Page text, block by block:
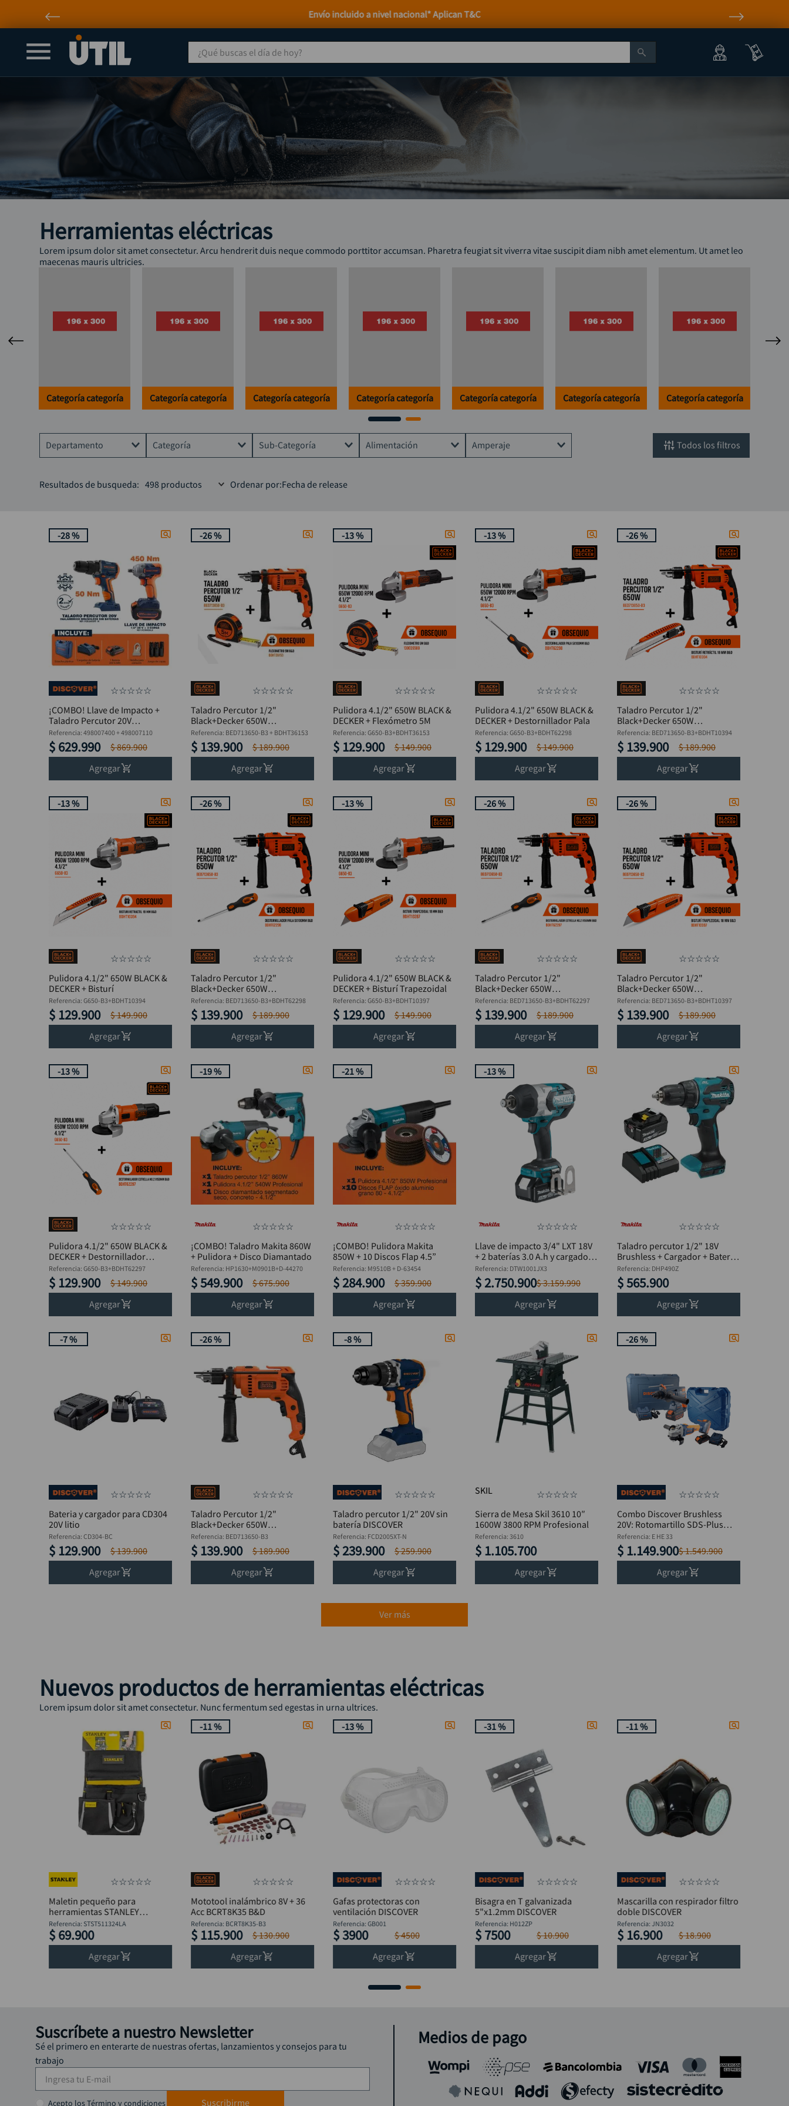
Atención personalizada por WhatsApp
¿Qué buscas el día de hoy?
Herramientas eléctricas
Lorem ipsum dolor sit amet consectetur. Arcu hendrerit duis neque commodo porttitor accumsan. Pharetra feugiat sit viverra vitae suscipit diam nibh amet elementum. Ut amet leo
maecenas mauris ultricies.
Categoría categoría Categoría categoría Categoría categoría Categoría categoría Categoría categoría Categoría categoría Categoría categoría
Departamento
Herramienta electrica
Categoría
Taladros
Otras herramientas eléctricas
Lijadoras
Sierras y caladoras
Soldadores e inversores
Ruteadoras y rebordeadoras
Discos abrasivos
Sub-Categoría
Taladros electricos
Acoples y conectores rapidos
Caladoras
Inversor MMA
De palma
Llave de impacto
Para mamposteria
Alimentación
Neumática
Amperaje
15 Amperios
20 - 160A
20 - 200A
filtros
Resultados de busqueda: 498 productos Ordenar por Fecha de release
-28 %
☆☆☆☆☆
¡COMBO! Llave de Impacto +
Taladro Percutor 20V
Brushless Discover + Batería
4Ah + Cargador
Referencia:498007400 + 498007110
$ 629.990 $869.900
Agregar
-26 %
☆☆☆☆☆
Taladro Percutor 1/2"
Black+Decker 650W
BED713650-B3 + Flexómetro
Referencia: BED713650-B3 + BDHT36153
$ 139.900 $189.900
Agregar
-13 %
☆☆☆☆☆
Pulidora 4.1/2" 650W BLACK &
DECKER + Flexómetro 5M
Referencia:G650-B3+BDHT36153
$ 129.900 $149.900
Agregar
-13 %
☆☆☆☆☆
Pulidora 4.1/2" 650W BLACK &
DECKER + Destornillador Pala
Referencia: G650-B3+BDHT62298
$ 129.900 $149.900
Agregar
-26 %
☆☆☆☆☆
Taladro Percutor 1/2"
Black+Decker 650W
BED713650-B3 + Bisturí
Referencia: BED713650-B3+BDHT10394
$ 139.900 $189.900
Agregar
-13 %
☆☆☆☆☆
Pulidora 4.1/2" 650W BLACK &
DECKER + Bisturí
Referencia:G650-B3+BDHT10394
$ 129.900 $149.900
Agregar
-26 %
☆☆☆☆☆
Taladro Percutor 1/2"
Black+Decker 650W
BED713650-B3 + Destornillador
Pala
Referencia: BED713650-B3+BDHT62298
$ 139.900 $189.900
Agregar
-13 %
☆☆☆☆☆
Pulidora 4.1/2" 650W BLACK &
DECKER + Bisturí Trapezoidal
Referencia:G650-B3+BDHT10397
$ 129.900 $149.900
Agregar
-26 %
☆☆☆☆☆
Taladro Percutor 1/2"
Black+Decker 650W
BED713650-B3 + Destornillador
Estrella
Referencia: BED713650-B3+BDHT62297
$ 139.900 $189.900
Agregar
-26 %
☆☆☆☆☆
Taladro Percutor 1/2"
Black+Decker 650W
BED713650-B3 + Bisturí
Trapezoidal
Referencia: BED713650-B3+BDHT10397
$ 139.900 $189.900
Agregar
-13 %
☆☆☆☆☆
Pulidora 4.1/2" 650W BLACK &
DECKER + Destornillador
Estrella
Referencia:G650-B3+BDHT62297
$ 129.900 $149.900
Agregar
-19 %
☆☆☆☆☆
¡COMBO! Taladro Makita 860W
+ Pulidora + Disco Diamantado
Referencia: HP1630+M0901B+D-44270
$549.900 $675.900
Agregar
-21 %
☆☆☆☆☆
¡COMBO! Pulidora Makita
850W + 10 Discos Flap 4.5”
Referencia: M9510B + D-63454
$ 284.900 $359.900
Agregar
-13 %
☆☆☆☆☆
Llave de impacto 3/4" LXT 18V
+ 2 baterías 3.0 A.h y cargador
MAKITA DTW1001JX3
Referencia: DTW1001JX3
$ 2.750.900$3.159.990
Agregar
☆☆☆☆☆
Taladro percutor 1/2" 18V
Brushless + Cargador + Bateria
3 AH
Referencia: DHP490Z
$565.900
Agregar
-7 %
☆☆☆☆☆
Bateria y cargador para CD304
20V litio
Referencia:CD304-BC
$ 129.900 $139.900
Agregar
-26 %
☆☆☆☆☆
Taladro Percutor 1/2"
Black+Decker 650W
BED713650-B3
Referencia: BED713650-B3
$ 139.900 $189.900
Agregar
-8 %
☆☆☆☆☆
Taladro percutor 1/2" 20V sin
batería DISCOVER
Referencia: FCD2005XT-N
$ 239.900 $259.900
Agregar
SKIL ☆☆☆☆☆
Sierra de Mesa Skil 3610 10″
1600W 3800 RPM Profesional
Referencia: 3610
$ 1.105.700
Agregar
-26 %
☆☆☆☆☆
Combo Discover Brushless
20V: Rotomartillo SDS-Plus
3.0J + Pulidora 4.1/2" + 2
Baterías 4Ah con Estuches
Referencia: E HE 33
$ 1.149.900$1.549.900
Agregar
Ver más
Nuevos productos de herramientas eléctricas
Lorem ipsum dolor sit amet consectetur. Nunc fermentum sed egestas in urna ultrices.
☆☆☆☆☆
Maletin pequeño para
herramientas STANLEY
STST511324LA
Referencia: STST511324LA
$ 69.900
Agregar
-11 %
☆☆☆☆☆
Mototool inalámbrico 8V + 36
Acc BCRT8K35 B&D
Referencia: BCRT8K35-B3
$ 115.900 $130.900
Agregar
-13 %
☆☆☆☆☆
Gafas protectoras con
ventilación DISCOVER
Referencia: GB001
$3900 $4500
Agregar
-31 %
☆☆☆☆☆
Bisagra en T galvanizada
5"x1.2mm DISCOVER
Referencia: H012ZP
$ 7500 $10.900
Agregar
-11 %
☆☆☆☆☆
Mascarilla con respirador filtro
doble DISCOVER
Referencia: JN3032
$ 16.900 $18.900
Agregar
Suscríbete a nuestro Newsletter
Sé el primero en enterarte de nuestras ofertas, lanzamientos y consejos para tu
trabajo
Acepto los Término y condiciones Suscribirme
Medios de pago
TÉRMINOS MÁS BUSCADOS
2. taladros pulidoras
3. compresor
4. sierra circular
5. ruteadora
6. broca